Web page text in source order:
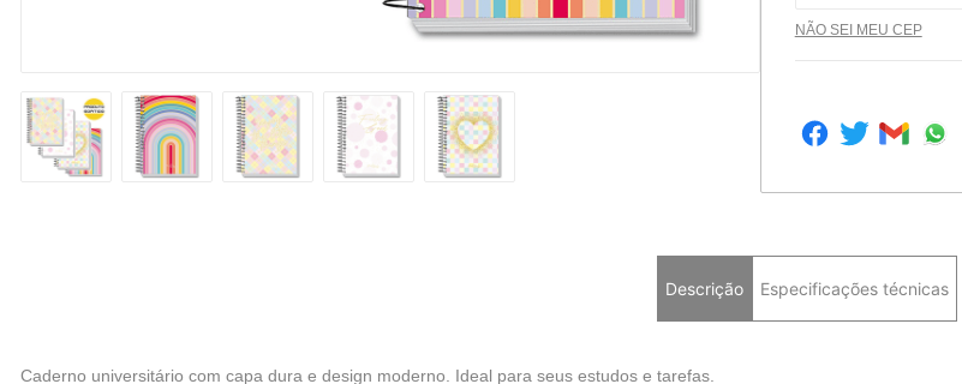
NÃO SEI MEU CEP
Descrição Especificações técnicas
Caderno universitário com capa dura e design moderno. Ideal para seus estudos e tarefas.